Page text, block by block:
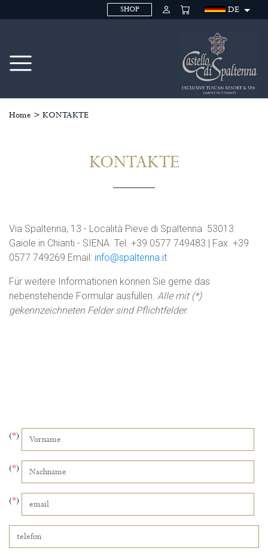
SHOP DE
Home > KONTAKTE
KONTAKTE
Via Spaltenna, 13 - Località Pieve di Spaltenna 53013
Gaiole in Chianti - SIENA Tel. +39 0577 749483 | Fax. +39
0577 749269 Email: info@spaltenna.it
Für weitere Informationen können Sie gerne das
nebenstehende Formular ausfüllen. Alle mit (*)
gekennzeichneten Felder sind Pflichtfelder.
(*)
(*)
(*)